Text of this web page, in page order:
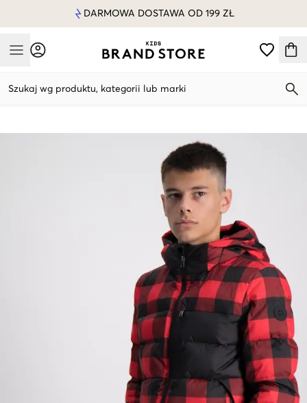
DARMOWA DOSTAWA OD 199 ZŁ
Mobile Menu
Szukaj wg produktu, kategorii lub marki